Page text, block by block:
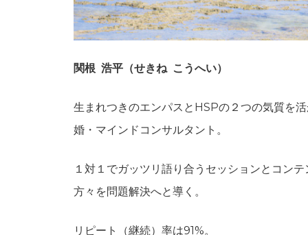
関根 浩平（せきね こうへい）
生まれつきのエンパスとHSPの２つの気質を
婚・マインドコンサルタント。
１対１でガッツリ語り合うセッションとコン
方々を問題解決へと導く。
リピート（継続）率は91%。